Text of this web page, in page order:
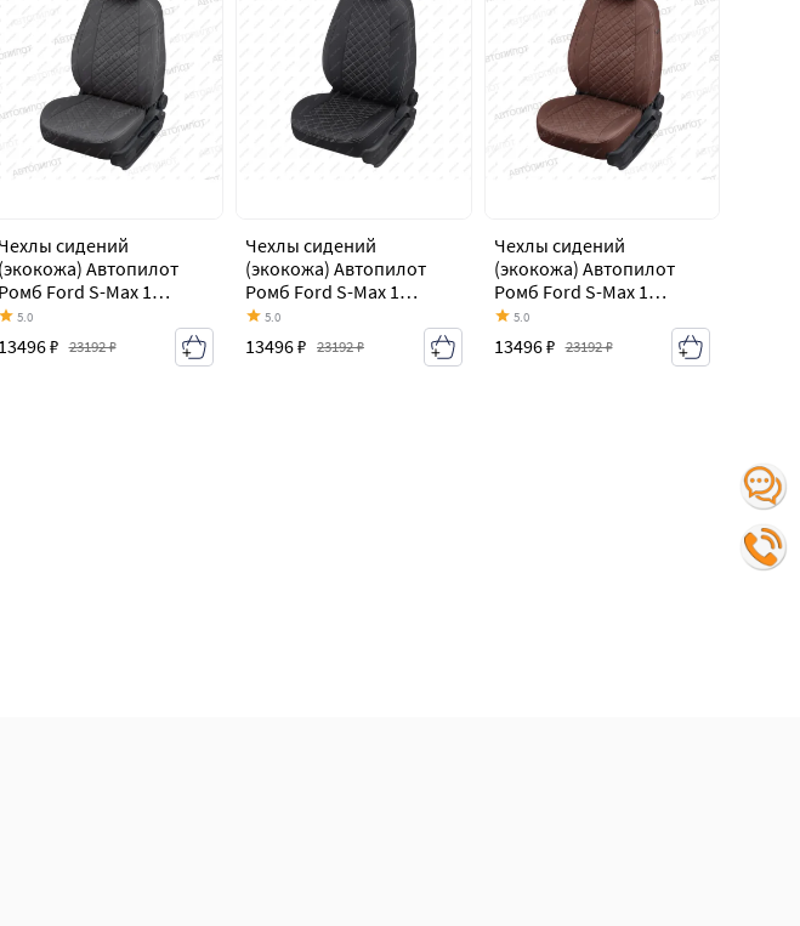
Чехлы сидений
(экокожа) Автопилот
Ромб Ford S-Max 1
дорестайлинг (2006-
2010)
5.0
13496 ₽ 23192 ₽
Чехлы сидений
(экокожа) Автопилот
Ромб Ford S-Max 1
дорестайлинг (2006-
2010)
5.0
13496 ₽ 23192 ₽
Чехлы сидений
(экокожа) Автопилот
Ромб Ford S-Max 1
дорестайлинг (2006-
2010)
5.0
13496 ₽ 23192 ₽